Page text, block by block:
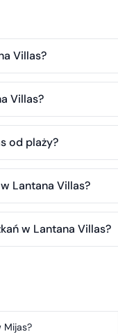
Villas?
Villas?
od plaży?
Lantana Villas?
w Lantana Villas?
Mijas?